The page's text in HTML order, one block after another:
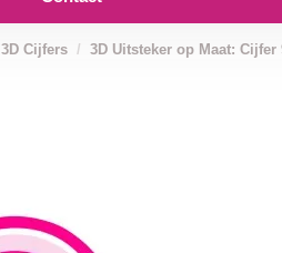
3D Cijfers 3D Uitsteker op Maat: Cijfer